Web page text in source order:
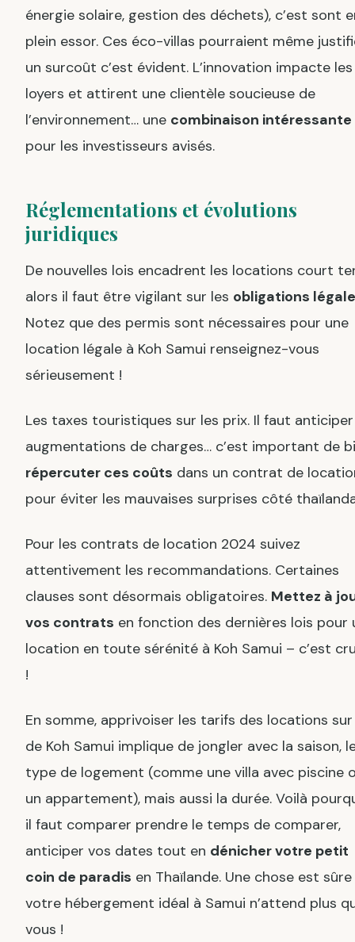
énergie solaire, gestion des déchets), c’est sont
plein essor. Ces éco-villas pourraient même
un surcoût c’est évident. L’innovation impacte les
loyers et attirent une clientèle soucieuse de
l’environnement… une combinaison intéressante
pour les investisseurs avisés.
Réglementations et évolutions
juridiques
De nouvelles lois encadrent les locations court
alors il faut être vigilant sur les obligations
Notez que des permis sont nécessaires pour une
location légale à Koh Samui renseignez-vous
sérieusement !
Les taxes touristiques sur les prix. Il faut
augmentations de charges… c’est important de
répercuter ces coûts dans un contrat de
pour éviter les mauvaises surprises côté
Pour les contrats de location 2024 suivez
attentivement les recommandations. Certaines
clauses sont désormais obligatoires. Mettez à
vos contrats en fonction des dernières lois pour
location en toute sérénité à Koh Samui – c’est
!
En somme, apprivoiser les tarifs des locations sur
de Koh Samui implique de jongler avec la saison,
type de logement (comme une villa avec piscine
un appartement), mais aussi la durée. Voilà
il faut comparer prendre le temps de comparer,
anticiper vos dates tout en dénicher votre petit
coin de paradis en Thaïlande. Une chose est sûre
votre hébergement idéal à Samui n’attend plus
vous !